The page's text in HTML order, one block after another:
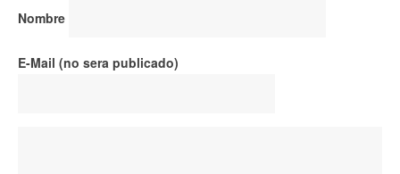
Nombre
E-Mail (no sera publicado)